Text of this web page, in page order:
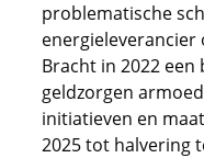
problematische
energieleverancier
Bracht in 2022
geldzorgen
initiatieven en
2025 tot halvering